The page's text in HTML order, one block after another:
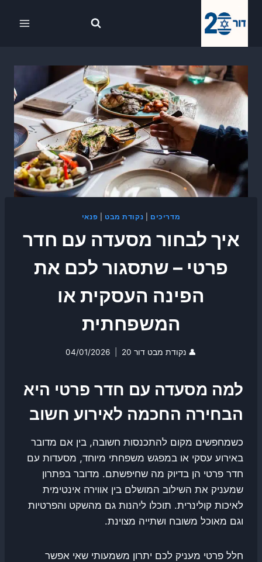
מדריכים נקודת מבט פנאי
איך לבחור מסעדה עם חדר
פרטי – שתסגור לכם את
הפינה העסקית או
המשפחתית
👤 נקודת מבט דור 20 04/01/2026
למה מסעדה עם חדר פרטי היא
הבחירה החכמה לאירוע חשוב
כשמחפשים מקום להתכנסות חשובה, בין אם מדובר
באירוע עסקי או במפגש משפחתי מיוחד, מסעדות עם
חדר פרטי הן בדיוק מה שחיפשתם. מדובר בפתרון
שמעניק את השילוב המושלם בין אווירה אינטימית
לאיכות קולינרית. תוכלו ליהנות גם מהשקט והפרטיות
וגם מאוכל משובח ושתייה מצוינת.
חלל פרטי מעניק לכם יתרון משמעותי שאי אפשר